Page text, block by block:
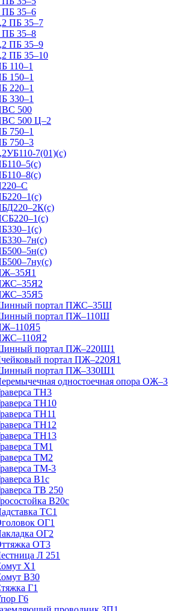
ПБ 35–6
ПБ 35–7
ПБ 35–8
ПБ 35–9
ПБ 35–10
110–1
150–1
220–1
330–1
500
500 Ц–2
750–1
750–3
7(01)(с)
портал ПЖС–35Ш
портал ПЖ–110Ш
портал ПЖ–220Ш1
портал ПЖ–220Я1
портал ПЖ–330Ш1
одностоечная опора ОЖ–3
ТН3
ТН10
ТН11
ТН12
ТН13
ТМ1
ТМ2
ТМ-3
В1с
ТВ 250
В20с
ТС1
ОГ1
ОГ2
ОТ3
Л 251
Х1
В30
Г1
Г6